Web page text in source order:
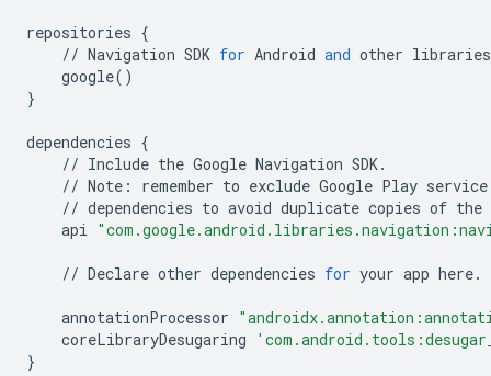
repositories {
// Navigation SDK for Android and other libraries
google()
}
dependencies {
// Include the Google Navigation SDK.
// Note : remember to exclude Google Play service
// dependencies to avoid duplicate copies of the
api
// Declare other dependencies for your app here.
annotationProcessor
coreLibraryDesugaring
}